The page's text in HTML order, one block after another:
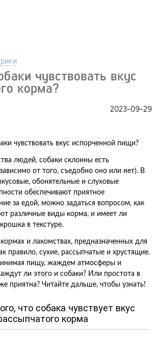
чувствовать вкус
корма?
2023-09-29
людей, собаки склонны есть
от того, съедобно оно или нет). В
обонятельные и слуховые
обеспечивают приятное
за едой, можно задаться вопросом, как
различные виды корма, и имеет ли
в текстуре.
и лакомствах, предназначенных для
правило, сухие, рассыпчатые и хрустящие.
пищу, жаждем атмосферы и
ли этого и собаки? Или простота в
приятна? Читайте дальше, чтобы узнать!
что собака чувствует вкус
корма